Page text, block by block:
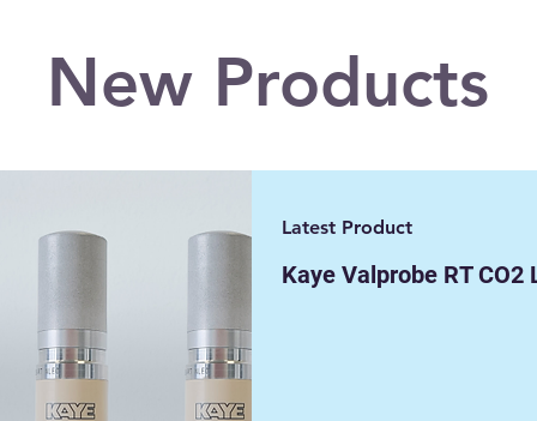
New Products
Latest Product
Kaye Valprobe RT CO2